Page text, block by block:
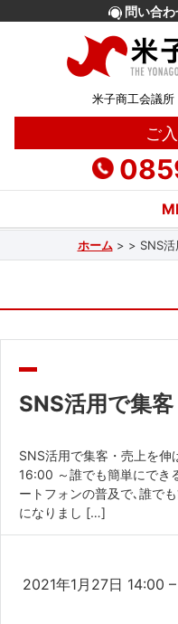
問い合わ
米子商工会議所
ご
経営・創業相談
販路拡大
共済・福利厚生
検定試験
貸会議室・テナント募集
ホーム > > SNS
SNS活用で集
SNS活用で集客・売上を
16:00 ～誰でも簡単にでき
ートフォンの普及で､誰で
になりまし […]
SNS
2021年1月27日 14:00 –